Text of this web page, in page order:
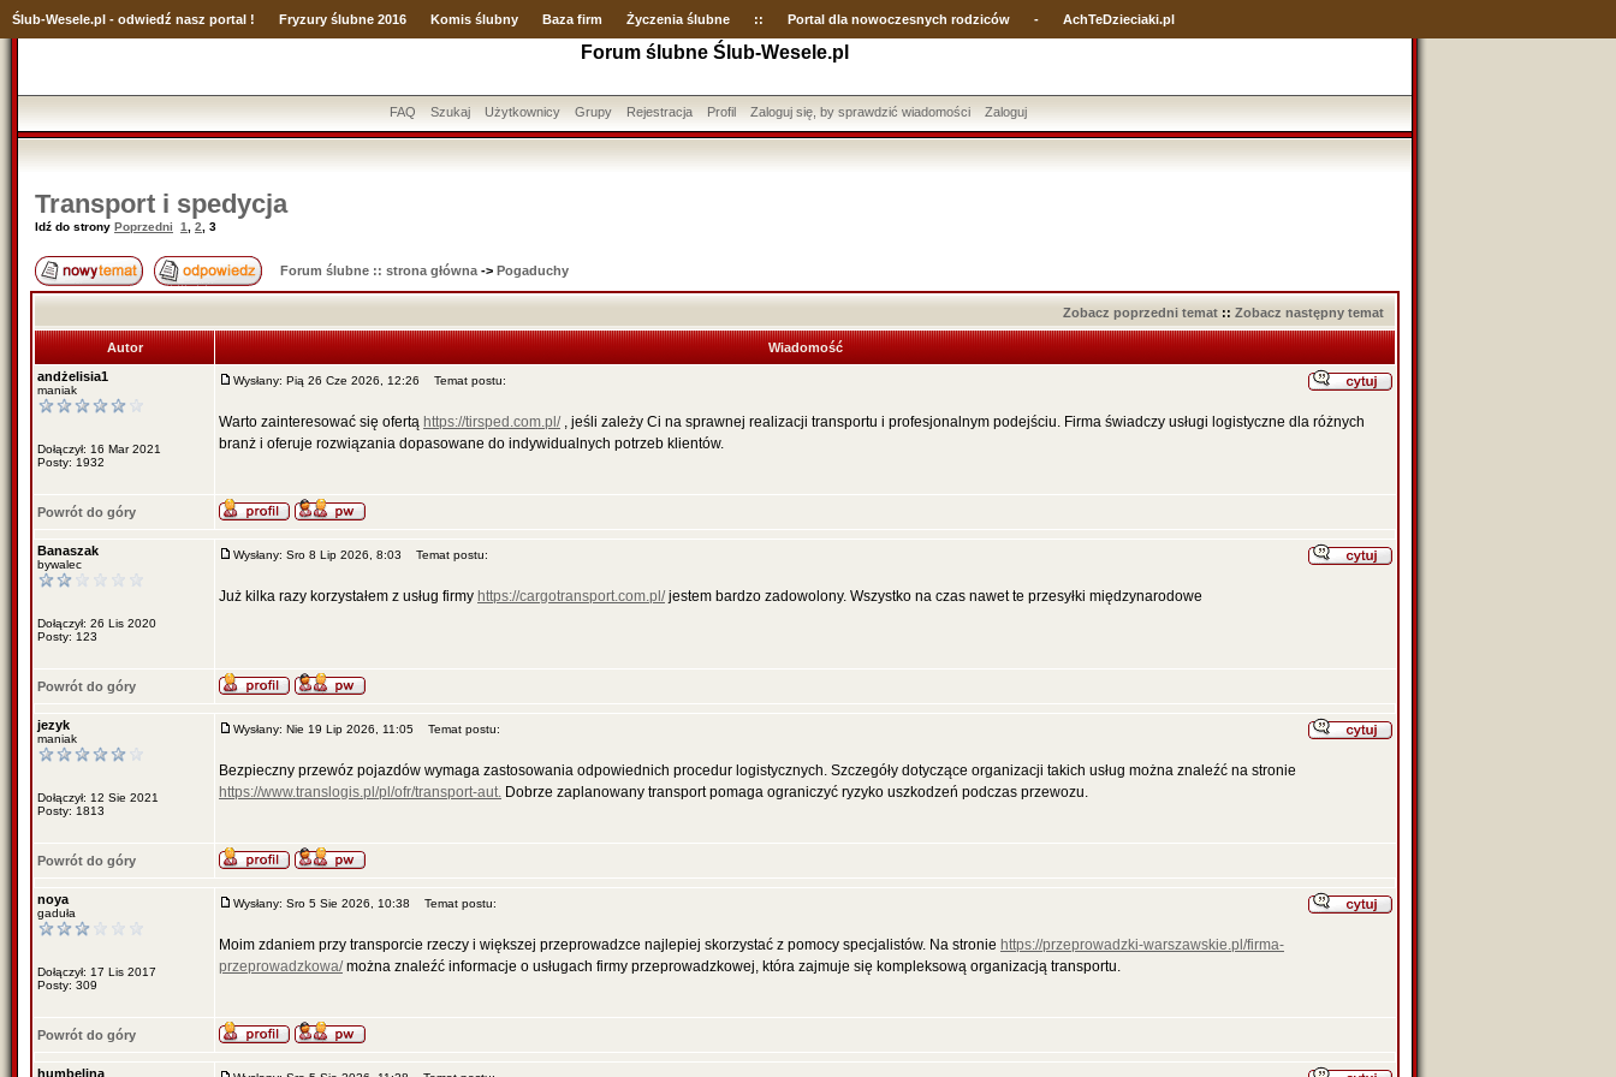
Ślub-Wesele.pl - odwiedź nasz portal ! Fryzury ślubne 2016 Komis ślubny Baza firm Życzenia ślubne :: Portal dla nowoczesnych rodziców - AchTeDzieciaki.pl
Forum ślubne Ślub-Wesele.pl
FAQ Szukaj Użytkownicy Grupy Rejestracja Profil Zaloguj się, by sprawdzić wiadomości Zaloguj
Transport i spedycja
Idź do strony Poprzedni 1 2 3
Forum ślubne :: strona główna -> Pogaduchy
Zobacz poprzedni temat :: Zobacz następny temat
Autor
Wiadomość
andżelisia1
maniak
Dołączył: 16 Mar 2021
Posty: 1932
Wysłany: Pią 26 Cze 2026, 12:26 Temat postu:
Warto zainteresować się ofertą https://tirsped.com.pl/, jeśli zależy Ci na sprawnej realizacji transportu i profesjonalnym podejściu. Firma świadczy usługi logistyczne dla różnych
branż i oferuje rozwiązania dopasowane do indywidualnych potrzeb klientów.
Powrót do góry
Banaszak
bywalec
Dołączył: 26 Lis 2020
Posty: 123
Wysłany: Sro 8 Lip 2026, 8:03 Temat postu:
Już kilka razy korzystałem z usług firmy https://cargotransport.com.pl/jestem bardzo zadowolony. Wszystko na czas nawet te przesyłki międzynarodowe
Powrót do góry
jezyk
maniak
Dołączył: 12 Sie 2021
Posty: 1813
Wysłany: Nie 19 Lip 2026, 11:05 Temat postu:
Bezpieczny przewóz pojazdów wymaga zastosowania odpowiednich procedur logistycznych. Szczegóły dotyczące organizacji takich usług można znaleźć na stronie
https://www.translogis.pl/pl/ofr/transport-aut. Dobrze zaplanowany transport pomaga ograniczyć ryzyko uszkodzeń podczas przewozu.
Powrót do góry
noya
gaduła
Dołączył: 17 Lis 2017
Posty: 309
Wysłany: Sro 5 Sie 2026, 10:38 Temat postu:
Moim zdaniem przy transporcie rzeczy i większej przeprowadzce najlepiej skorzystać z pomocy specjalistów. Na stronie https://przeprowadzki-warszawskie.pl/firma-
przeprowadzkowa/można znaleźć informacje o usługach firmy przeprowadzkowej, która zajmuje się kompleksową organizacją transportu.
Powrót do góry
humbelina